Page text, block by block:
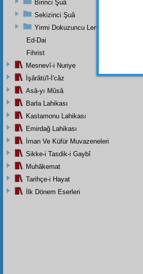
Birinci Şuâ
Sekizinci Şuâ
Yirmi Dokuzuncu Lem'adan İkinci Bab
Ed-Dai
Fihrist
Mesnevî-i Nuriye
İşârâtü'l-İ'câz
Asâ-yı Mûsâ
Barla Lahikası
Kastamonu Lahikası
Emirdağ Lahikası
İman Ve Küfür Muvazeneleri
Sikke-i Tasdik-i Gaybî
Muhâkemat
Tarihçe-i Hayat
İlk Dönem Eserleri